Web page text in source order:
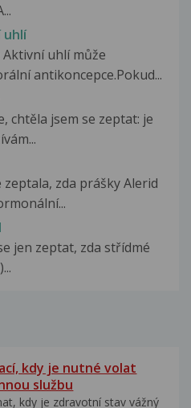
uhlí
uhlí může
antikoncepce.Pokud...
chtěla jsem se zeptat: je
zda prášky Alerid
jen zeptat, zda střídmé
kdy je nutné volat
službu
kdy je zdravotní stav vážný